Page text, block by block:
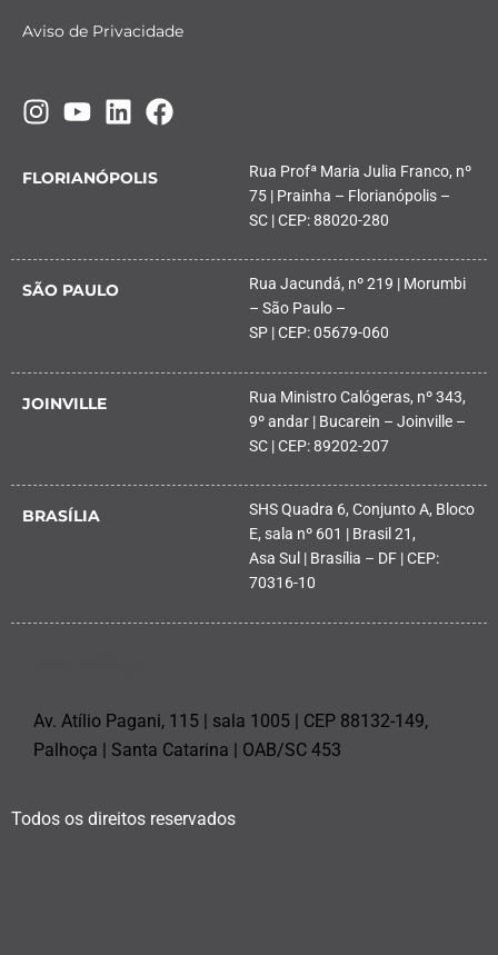
Aviso de Privacidade
FLORIANÓPOLIS
Rua Profª Maria Julia Franco, nº
75 | Prainha – Florianópolis –
SC | CEP: 88020-280
SÃO PAULO
Rua Jacundá, nº 219 | Morumbi
– São Paulo –
SP | CEP: 05679-060
JOINVILLE
Rua Ministro Calógeras, nº 343,
9º andar | Bucarein – Joinville –
SC | CEP: 89202-207
BRASÍLIA
SHS Quadra 6, Conjunto A, Bloco
E, sala nº 601 | Brasil 21,
Asa Sul | Brasília – DF | CEP:
70316-10
Av. Atílio Pagani, 115 | sala 1005 | CEP 88132-149,
Palhoça | Santa Catarina | OAB/SC 453
Todos os direitos reservados